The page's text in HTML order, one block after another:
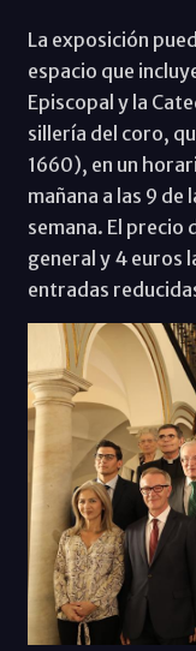
La exposición
espacio que
Episcopal y la
sillería del coro,
1660), en un
mañana a las 9 de
semana. El precio
general y 4 euros
entradas